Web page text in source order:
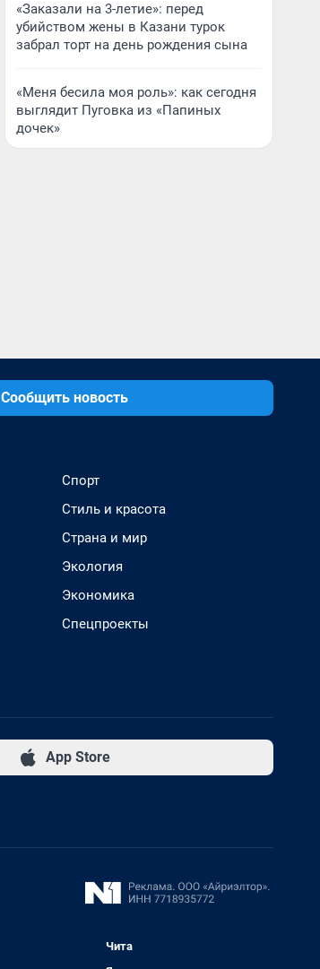
«Заказали на 3-летие»: перед
убийством жены в Казани турок
забрал торт на день рождения сына
«Меня бесила моя роль»: как сегодня
выглядит Пуговка из «Папиных
дочек»
Сообщить новость
Спорт
Стиль и красота
Страна и мир
Экология
Экономика
Спецпроекты
App Store
Чита